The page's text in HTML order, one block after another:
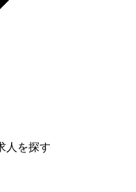
人を探す